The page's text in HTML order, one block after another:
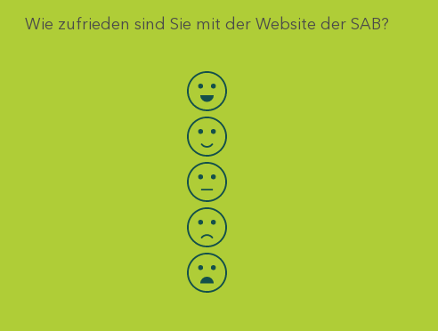
Wie zufrieden sind Sie mit der Website der SAB?
Bewertung auswählen